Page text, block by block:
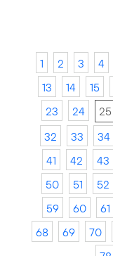
1 2 3 4
13
14 15
23
24 25
32
33 34
41
42 43
50
51 52
59
60 61
68
69 70